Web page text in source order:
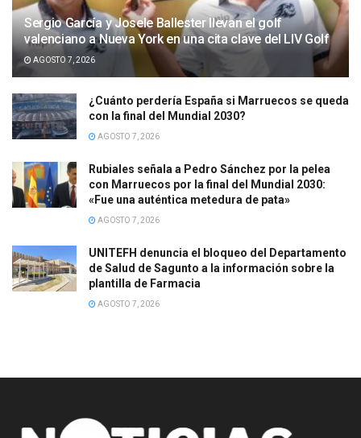
Sergio García y Josele Ballester llevan el golf
valenciano a Nueva York en una cita clave del LIV Golf
AGOSTO 7, 2026
¿Cuánto perdería España si Marruecos se queda
con la final del Mundial 2030?
AGOSTO 7, 2026
Rubiales señala a Pedro Sánchez por la pelea
con Marruecos por la final del Mundial 2030:
«Fue una auténtica metedura de pata»
AGOSTO 7, 2026
UNITEFH denuncia el bloqueo del Departamento
de Salud de Sagunto a la información sobre la
plantilla de Farmacia
AGOSTO 7, 2026